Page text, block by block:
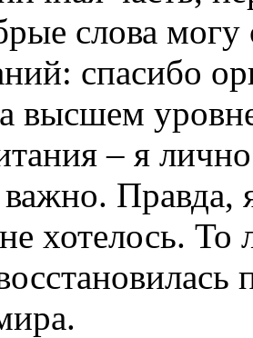
слова могу
спасибо
высшем
– я
важно. Правда,
хотелось. То